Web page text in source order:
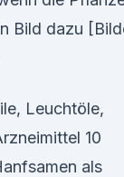
Bild dazu
Leuchtöle,
10
als